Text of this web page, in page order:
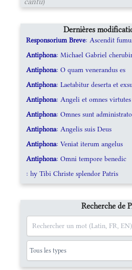
Dernières
Responsorium Breve: Ascendit
Antiphona: Michael Gabriel
Antiphona: O quam venerandus es
Antiphona: Laetabitur deserta et
Antiphona: Angeli et omnes virtutes
Antiphona: Omnes sunt
Antiphona: Angelis suis Deus
Antiphona: Veniat iterum angelus
Antiphona: Omni tempore benedic
: hy Tibi Christe splendor Patris
Recherche de